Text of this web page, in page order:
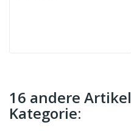
16 andere
Kategorie: